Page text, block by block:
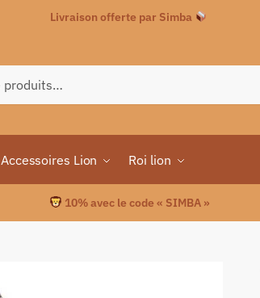
Livraison offerte par Simba
Accessoires Lion Roi lion
10% avec le code « SIMBA »